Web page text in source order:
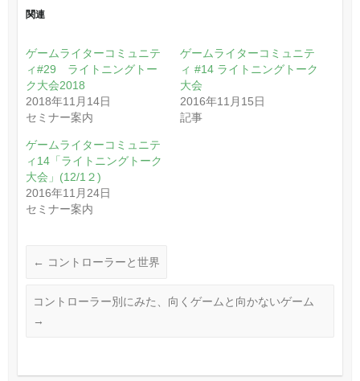
関連
ゲームライターコミュニテ
ィ#29 ライトニングトー
ク大会2018
2018年11月14日
セミナー案内
ゲームライターコミュニテ
ィ #14 ライトニングトーク
大会
2016年11月15日
記事
ゲームライターコミュニテ
ィ14「ライトニングトーク
大会」(12/1２)
2016年11月24日
セミナー案内
← コントローラーと世界
コントローラー別にみた、向くゲームと向かないゲーム
→